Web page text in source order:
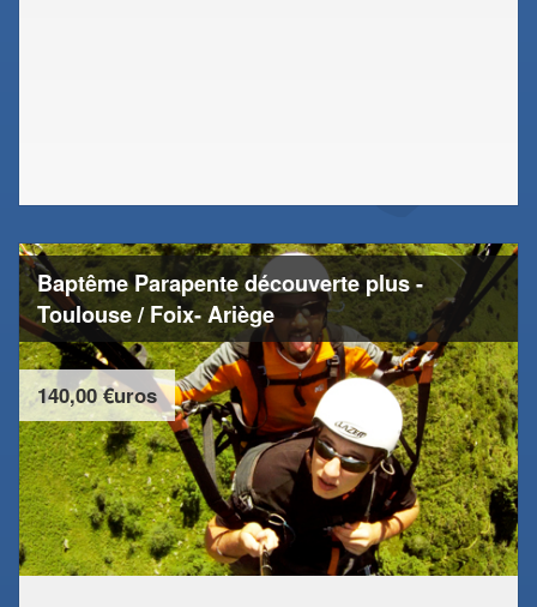
Baptême Parapente découverte plus -
Toulouse / Foix- Ariège
140,00 €uros